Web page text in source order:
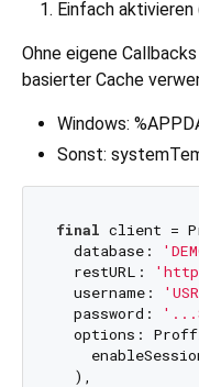
Einfach
Ohne eigene
basierter Cache
Windows:
Sonst:
final client =
  database:
  restURL:
  username:
  password:
options:
  ),